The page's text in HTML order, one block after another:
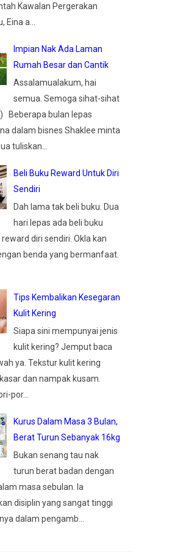
Kawalan Pergerakan
Eina a...
Impian Nak Ada Laman
Rumah Besar dan Cantik
Assalamualakum, hai
semua. Semoga sihat-sihat
Beberapa bulan lepas
dalam bisnes Shaklee minta
tuliskan...
Beli Buku Reward Untuk Diri
Sendiri
Dah lama tak beli buku. Dua
hari lepas ada beli buku
reward diri sendiri. Okla kan
benda yang bermanfaat.
Tips Kembalikan Kesegaran
Kulit Kering
Siapa sini mempunyai jenis
kulit kering? Jemput baca
ya. Tekstur kulit kering
dan nampak kusam.
por...
Kurus Dalam Masa 3 Bulan,
Berat Turun Sebanyak 16kg
Bukan senang tau nak
turun berat badan dengan
masa sebulan. Ia
disiplin yang sangat tinggi
dalam pengamb...